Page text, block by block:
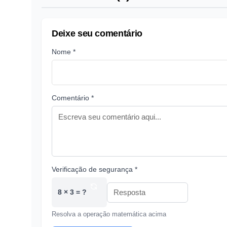
Deixe seu comentário
Nome *
Comentário *
Verificação de segurança *
8 × 3 = ?
Resolva a operação matemática acima